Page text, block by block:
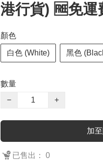
港行貨) 🆓免運
顏色
白色 (White) 黑色
數量
−
+
加
已售出： 0